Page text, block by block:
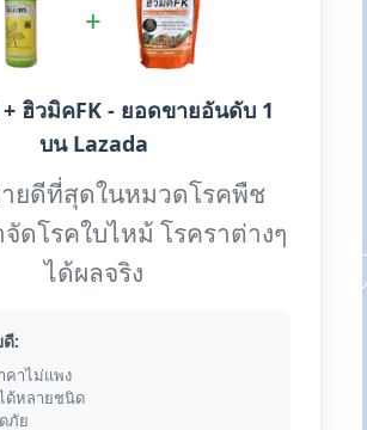
+
+ ฮิวมิคFK - ยอดขายอันดับ 1
บน Lazada
ยดีที่สุดในหมวดโรคพืช
ดโรคใบไหม้ โรคราต่างๆ
ได้ผลจริง
:
คาไม่แพง
ด้หลายชนิด
ภัย